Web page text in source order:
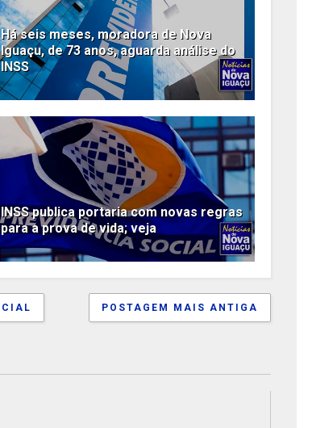
Há seis meses, moradora de Nova
Iguaçu, de 73 anos, aguarda análise do
INSS
INSS publica portaria com novas regras
para a prova de vida; veja
POSTAGEM MAIS ANTIGA